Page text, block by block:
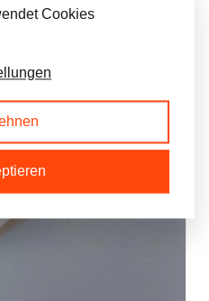
Cookies